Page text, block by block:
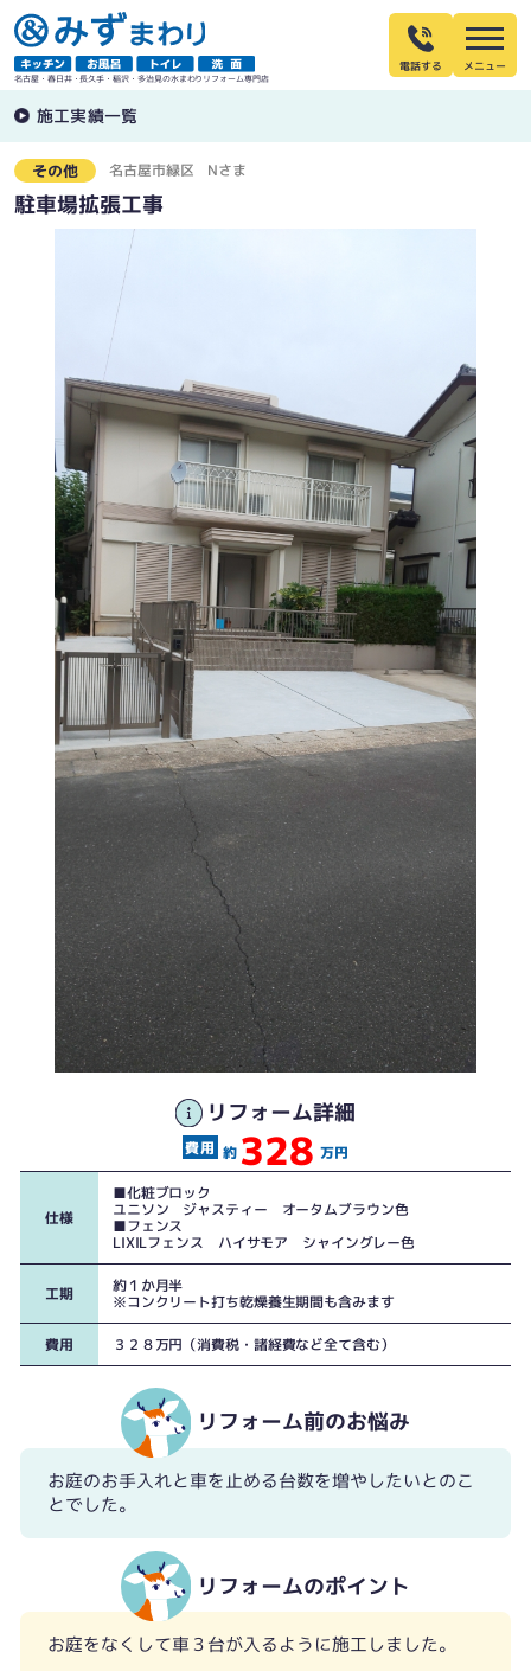
名古屋・春日井・長久手・稲沢・多治見の水まわりリフォーム専門店
電話する
施工実績一覧
その他 名古屋市緑区 Nさま
駐車場拡張工事
リフォーム詳細
約 328 万円
仕様
■化粧ブロック
ユニソン ジャスティー オータムブラウン色
■フェンス
LIXILフェンス ハイサモア シャイングレー色
工期
約１か月半
※コンクリート打ち乾燥養生期間も含みます
費用 ３２８万円（消費税・諸経費など全て含む）
リフォーム前のお悩み
お庭のお手入れと車を止める台数を増やしたいとのこ
とでした。
リフォームのポイント
お庭をなくして車３台が入るように施工しました。